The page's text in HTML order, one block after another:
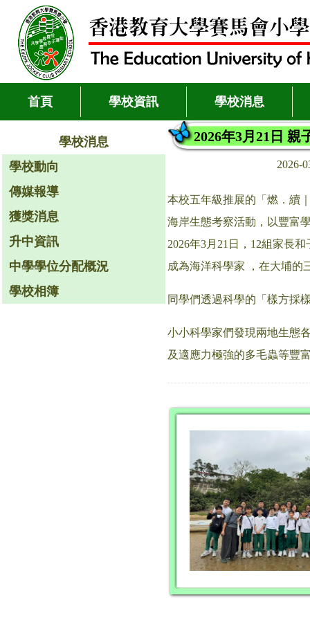
首頁 學校資訊 學校消息
學校消息
學校動向
傳媒報導
獲獎消息
升中資訊
中學學位分配概況
學校相簿
2026年3月21日 親
2026-
本校五年級推展的「燃．續
海岸生態考察活動，以豐富
2026年3月21日，12組家長
成為海洋科學家 ，在大埔的
同學們透過科學的「樣方採
小小科學家們發現兩地生態
及適應力極強的多毛蟲等豐